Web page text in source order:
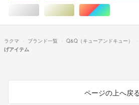
シルバー/銀色系ゴールド/金色系マルチカ
ラクマ ブランド一覧 Q&Q（キューアンドキュー）
げアイテム
ページの上へ戻る